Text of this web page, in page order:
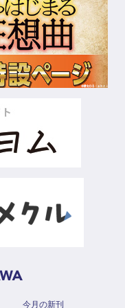
今月の新刊